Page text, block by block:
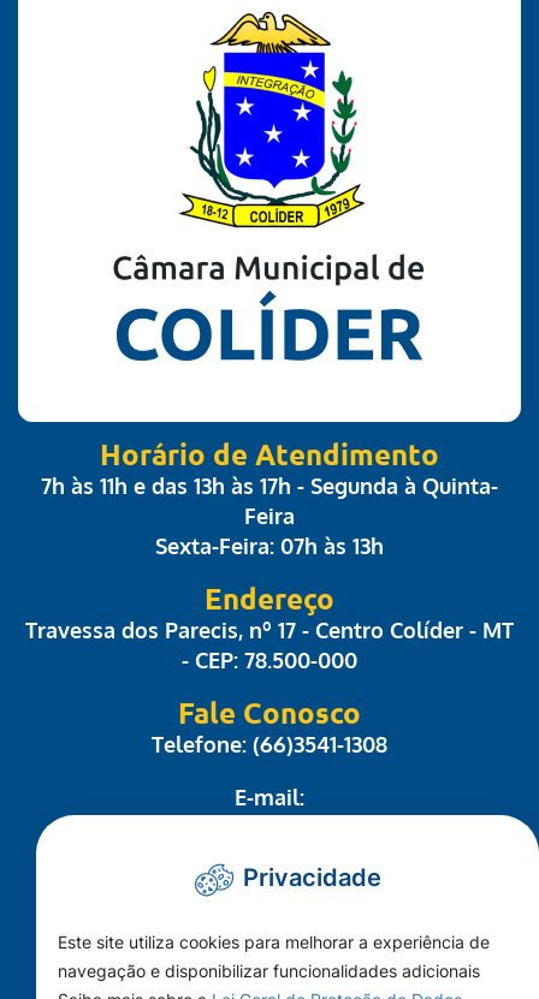
Horário de Atendimento
7h às 11h e das 13h às 17h - Segunda à Quinta-
Feira
Sexta-Feira: 07h às 13h
Endereço
Travessa dos Parecis, nº 17 - Centro Colíder - MT
- CEP: 78.500-000
Fale Conosco
Telefone: (66)3541-1308
E-mail:
administrativo@camaracolider.mt.gov.br
Mapa do Site
Conheça a Câmara
A Cidade
Privacidade
Este site utiliza cookies para melhorar a experiência de
navegação e disponibilizar funcionalidades adicionais